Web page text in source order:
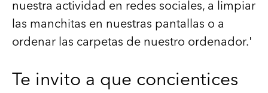
nuestra actividad en redes sociales, a limpiar
las manchitas en nuestras pantallas o a
ordenar las carpetas de nuestro ordenador.'
Te invito a que concientices